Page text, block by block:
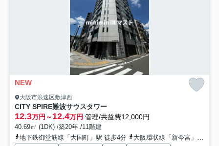
NEW
大阪市浪速区敷津西
CITY SPIRE難波サウスタワー
12.3万円～12.4万円 管理/共益費12,000円
40.69㎡ (1DK) /築20年 /11階建
地下鉄御堂筋線「大国町」駅 徒歩4分
大阪環状線「新今宮」駅 徒歩14分